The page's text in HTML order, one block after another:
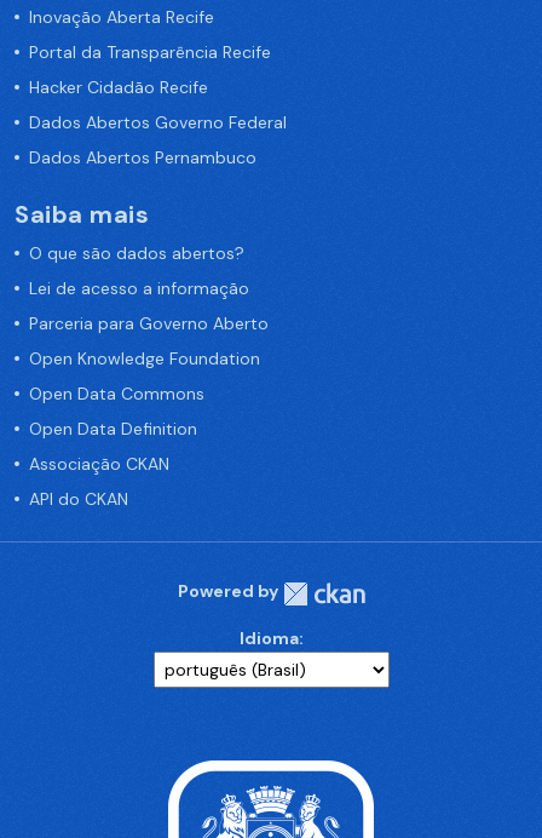
Inovação Aberta Recife
Portal da Transparência Recife
Hacker Cidadão Recife
Dados Abertos Governo Federal
Dados Abertos Pernambuco
Saiba mais
O que são dados abertos?
Lei de acesso a informação
Parceria para Governo Aberto
Open Knowledge Foundation
Open Data Commons
Open Data Definition
Associação CKAN
API do CKAN
Powered by
Idioma